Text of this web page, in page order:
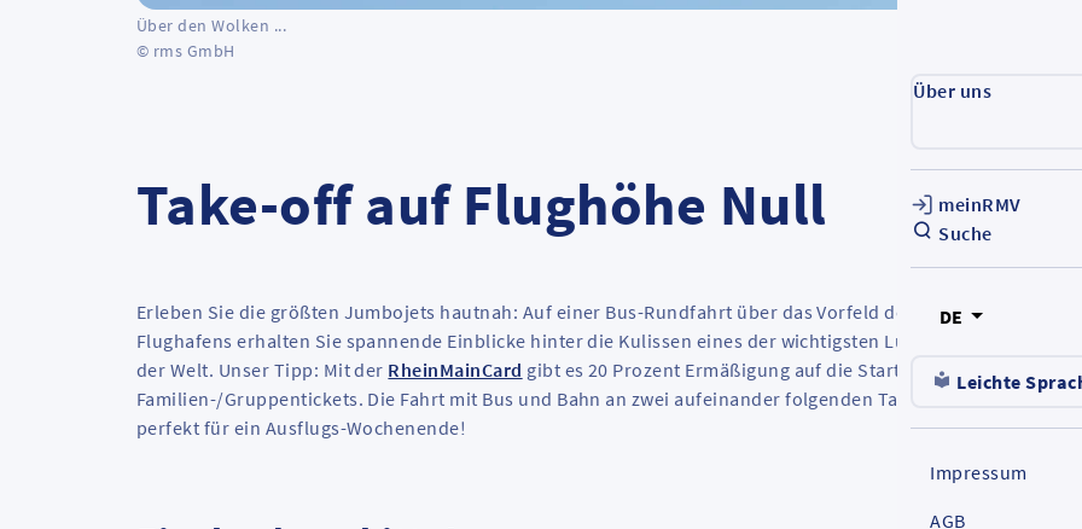
Über uns
meinRMV
Suche
DE
Leichte
Impressum
AGB
Über den Wolken ...
© rms GmbH
Take-off auf Flughöhe Null
Erleben Sie die größten Jumbojets hautnah: Auf einer Bus-Rundfahrt über das Vorfeld des Frankfurter
Flughafens erhalten Sie spannende Einblicke hinter die Kulissen eines der wichtigsten Luftfahrt-Drehkreuze
der Welt. Unser Tipp: Mit der RheinMainCard gibt es 20 Prozent Ermäßigung auf die Starter-Tour für Einzel-
Familien-/Gruppentickets. Die Fahrt mit Bus und Bahn an zwei aufeinander folgenden Tagen ist inklusive -
perfekt für ein Ausflugs-Wochenende!